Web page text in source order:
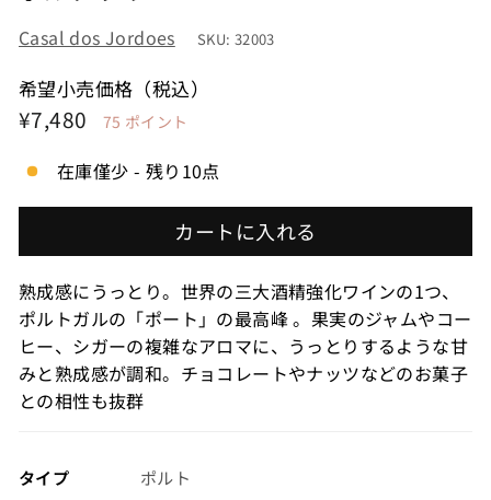
Casal dos Jordoes SKU: 32003
希望小売価格（税込）
希
小
売
価
格
（税
込）
¥7,480 ¥7,480
75 ポイント
在庫僅少 - 残り10点
カートに入れる
熟成感にうっとり。世界の三大酒精強化ワインの1つ、
ポルトガルの「ポート」の最高峰 。果実のジャムやコー
ヒー、シガーの複雑なアロマに、うっとりするような甘
みと熟成感が調和。チョコレートやナッツなどのお菓子
との相性も抜群
タイプ
ポルト